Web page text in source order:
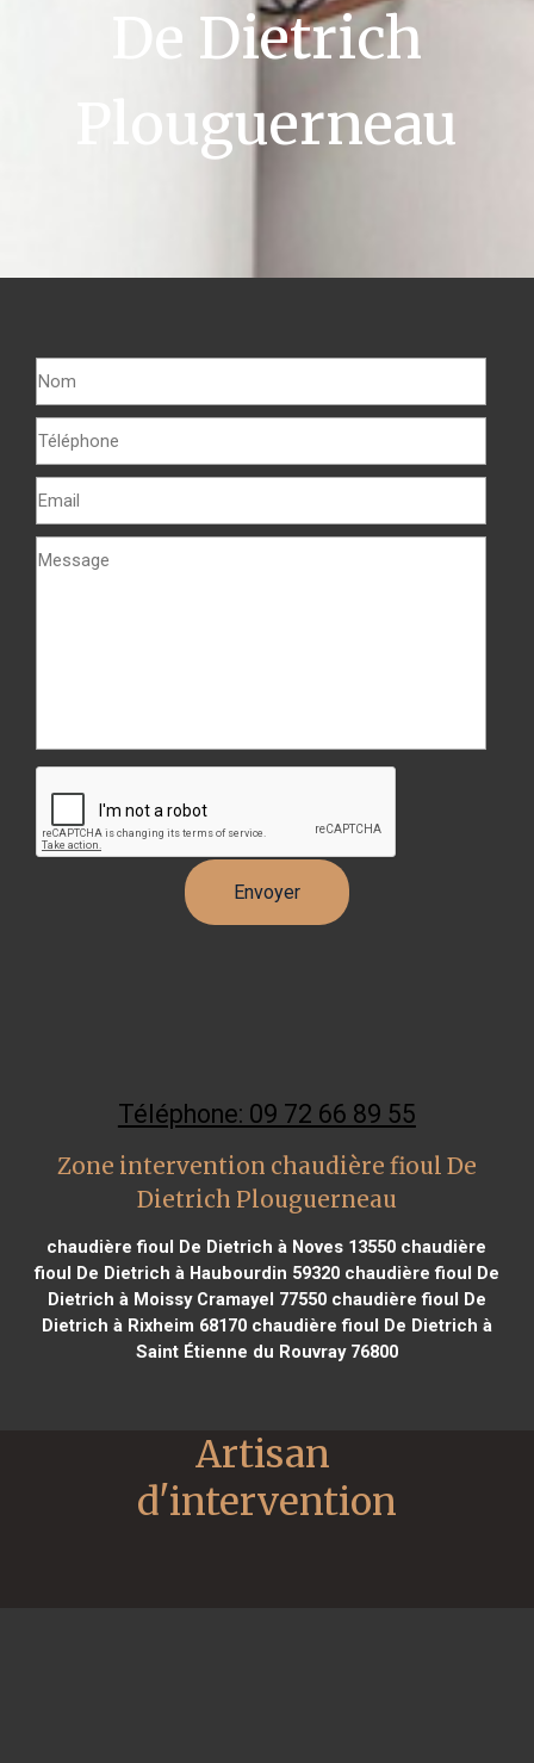
De Dietrich
Plouguerneau
Téléphone: 09 72 66 89 55
Zone intervention chaudière fioul De
Dietrich Plouguerneau
chaudière fioul De Dietrich à Noves 13550 chaudière
fioul De Dietrich à Haubourdin 59320chaudière fioul De
Dietrich à Moissy Cramayel 77550chaudière fioul De
Dietrich à Rixheim 68170chaudière fioul De Dietrich à
Saint Étienne du Rouvray 76800
Artisan
d'intervention